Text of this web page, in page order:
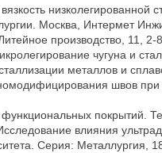
низколегированной
Москва, Интермет
производство, 11, 2-8.
чугуна и
металлов и
швов при
покрытий.
влияния
Серия: Металлургия,